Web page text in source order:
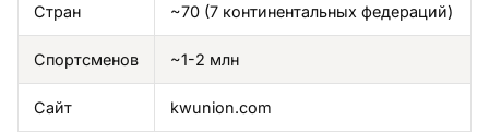
Стран ~70 (7 континентальных федераций)
Спортсменов ~1-2 млн
Сайт kwunion.com